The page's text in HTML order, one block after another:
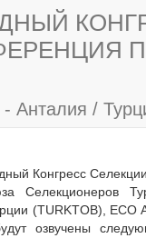
Анталия /
Конгресс
Селекционеров
(TURKTOB), ECO
озвучены